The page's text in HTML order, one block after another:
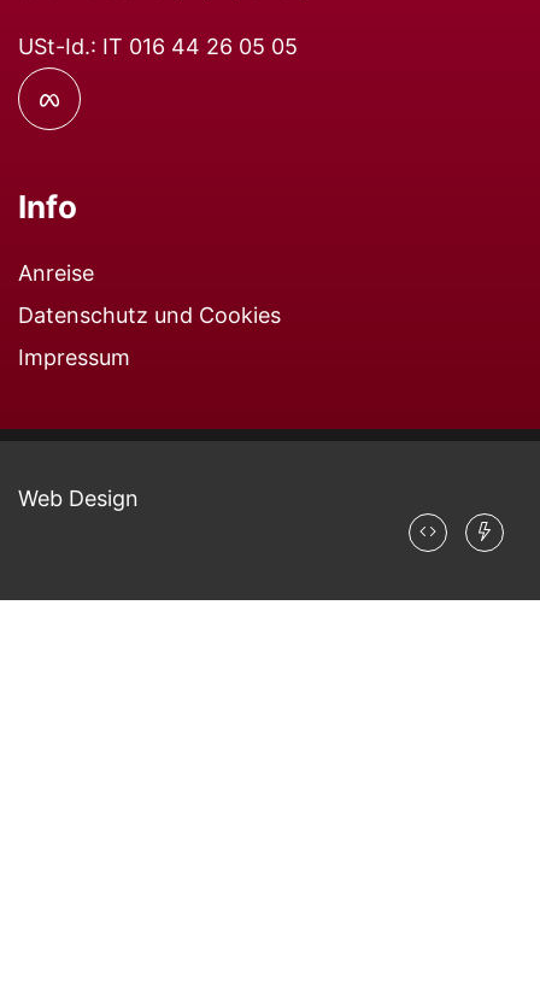
USt-Id.: IT 016 44 26 05 05
Info
Anreise
Datenschutz und Cookies
Impressum
Web Design